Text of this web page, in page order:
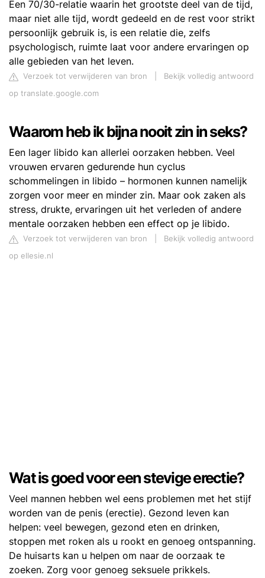
Een 70/30-relatie waarin het grootste deel van de tijd,
maar niet alle tijd, wordt gedeeld en de rest voor strikt
persoonlijk gebruik is, is een relatie die, zelfs
psychologisch, ruimte laat voor andere ervaringen op
alle gebieden van het leven.
Verzoek tot verwijderen van bron
Bekijk volledig antwoord
op translate.google.com
Waarom heb ik bijna nooit zin in seks?
Een lager libido kan allerlei oorzaken hebben. Veel
vrouwen ervaren gedurende hun cyclus
schommelingen in libido – hormonen kunnen namelijk
zorgen voor meer en minder zin. Maar ook zaken als
stress, drukte, ervaringen uit het verleden of andere
mentale oorzaken hebben een effect op je libido.
Verzoek tot verwijderen van bron
Bekijk volledig antwoord
op ellesie.nl
Wat is goed voor een stevige erectie?
Veel mannen hebben wel eens problemen met het stijf
worden van de penis (erectie). Gezond leven kan
helpen: veel bewegen, gezond eten en drinken,
stoppen met roken als u rookt en genoeg ontspanning.
De huisarts kan u helpen om naar de oorzaak te
zoeken. Zorg voor genoeg seksuele prikkels.